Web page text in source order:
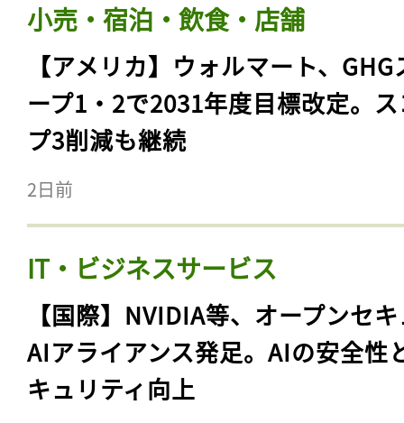
小売・宿泊・飲食・店舗
【アメリカ】ウォルマート、GHG
ープ1・2で2031年度目標改定。
プ3削減も継続
2日前
IT・ビジネスサービス
【国際】NVIDIA等、オープンセ
AIアライアンス発足。AIの安全性
キュリティ向上